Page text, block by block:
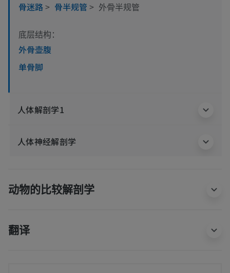
骨迷路 > 骨半规管 > 外骨半规管
底层结构：
外骨壶腹
单骨脚
人体解剖学1
人体神经解剖学
动物的比较解剖学
翻译